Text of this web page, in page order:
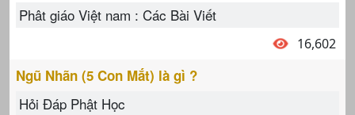
Phât giáo Việt nam : Các Bài Viết
16,602
Ngũ Nhãn (5 Con Mắt) là gì ?
Hỏi Đáp Phật Học